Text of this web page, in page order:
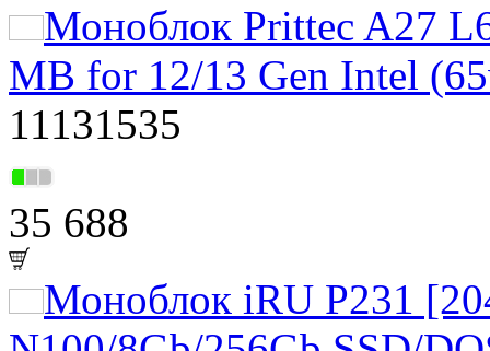
Моноблок Prittec A27
MB for 12/13 Gen Intel
11131535
35 688
Моноблок iRU P231